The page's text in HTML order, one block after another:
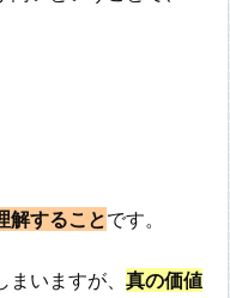
解することです。
いますが、 真の価値